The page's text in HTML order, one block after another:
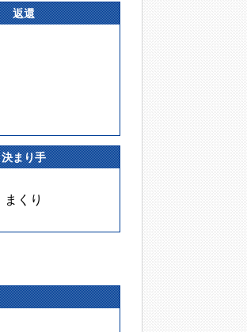
返還
決まり手
まくり